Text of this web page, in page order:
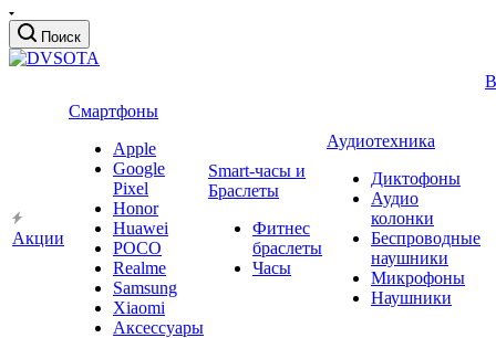
Поиск
Акции
Смартфоны
Apple
Google
Pixel
Honor
Huawei
POCO
Realme
Samsung
Xiaomi
Аксессуары
Smart-часы и
Браслеты
Фитнес
браслеты
Часы
Аудиотехника
Диктофоны
Аудио
колонки
Беспроводные
наушники
Микрофоны
Наушники